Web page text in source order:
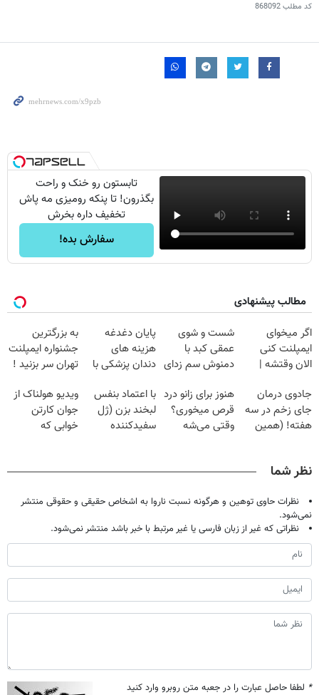
کد مطلب868092
تابستون رو خنک و راحت
بگذرون! تا پنکه رومیزی مه پاش
تخفیف داره بخرش
سفارش بده!
مطالب پیشنهادی
اگر میخوای
ایمپلنت کنی
الان وقتشه |
میلیون تومان!!!
شست و شوی
عمقی کبد با
دمنوش سم زدای
پایان دغدغه
هزینه های
دندان پزشکی با
خانگی
به بزرگترین
جشنواره ایمپلنت
تهران سر بزنید !
میلیون !
جادوی درمان
جای زخم در سه
هفته! (همین
هنوز برای زانو درد
قرص میخوری؟
وقتی می‌شه
با اعتماد بنفس
لبخند بزن (ژل
سفیدکننده
ویدیو هولناک از
جوان کارتن
خوابی که
نظر شما
نظرات حاوی توهین و هرگونه نسبت ناروا به اشخاص حقیقی و حقوقی منتشر
نمی‌شود.
نظراتی که غیر از زبان فارسی یا غیر مرتبط با خبر باشد منتشر نمی‌شود.
* لطفا حاصل عبارت را در جعبه متن روبرو وارد کنید